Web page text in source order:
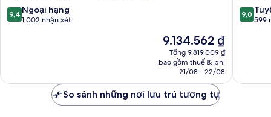
9.4
trên
xét
9,4 Ngoại hạng
1.002 nhận xét
Giá
hiện
tại
9.134.562 ₫
9.134.562 ₫
Tổng 9.819.009 ₫
bao gồm thuế & phí
21/08 - 22/08
9.0
trên
xét
9,0
599
So sánh những nơi lưu trú tương tự